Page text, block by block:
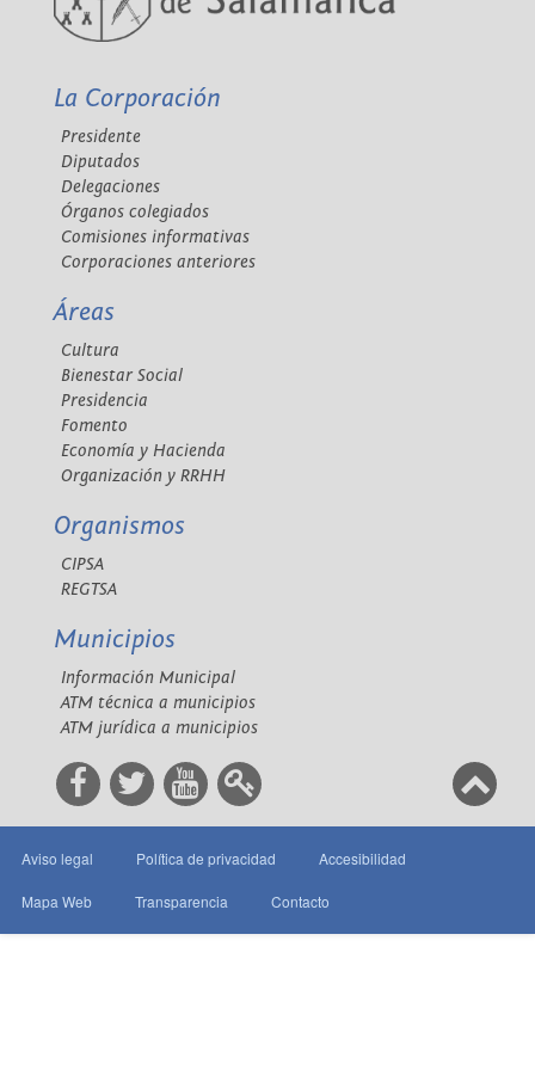
La Corporación
Presidente
Diputados
Delegaciones
Órganos colegiados
Comisiones informativas
Corporaciones anteriores
Áreas
Cultura
Bienestar Social
Presidencia
Fomento
Economía y Hacienda
Organización y RRHH
Organismos
CIPSA
REGTSA
Municipios
Información Municipal
ATM técnica a municipios
ATM jurídica a municipios
Aviso legal Política de privacidad Accesibilidad
Mapa Web Transparencia Contacto